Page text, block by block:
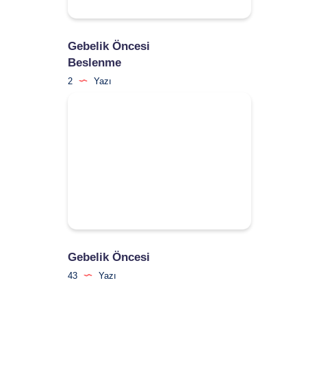
Gebelik Öncesi
Beslenme
2 Yazı
Gebelik Öncesi
43 Yazı